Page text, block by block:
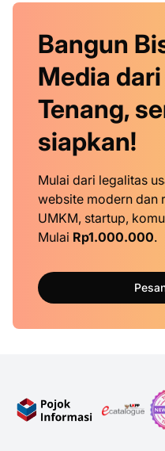
Bangun
Media
Tenang,
siapkan!
Mulai dari legalitas
website modern dan
UMKM, startup,
Mulai Rp1.000.000.